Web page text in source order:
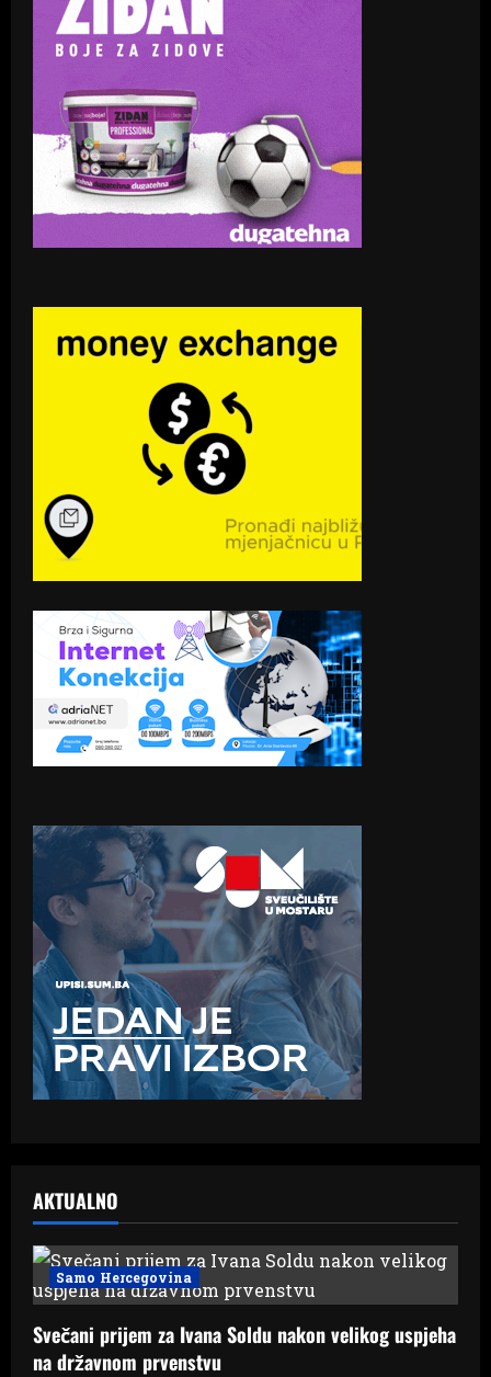
AKTUALNO
Samo Hercegovina
Svečani prijem za Ivana Soldu nakon velikog uspjeha
na državnom prvenstvu